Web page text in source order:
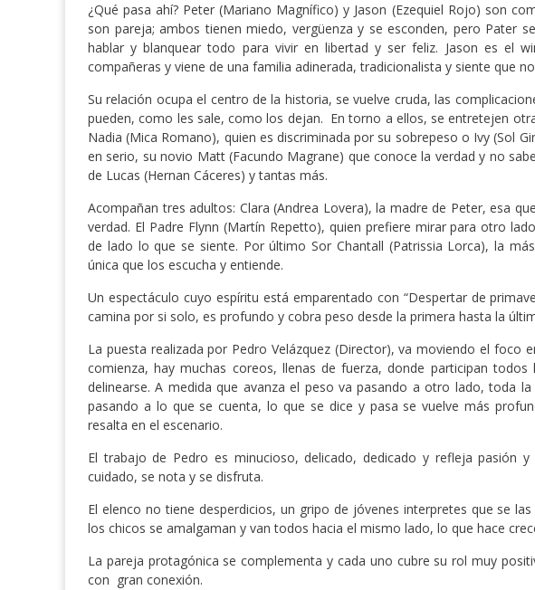
¿Qué pasa ahí? Peter (Mariano Magnífico) y Jason (Ezequiel Rojo) son
son pareja; ambos tienen miedo, vergüenza y se esconden, pero Pater
hablar y blanquear todo para vivir en libertad y ser feliz. Jason es el
compañeras y viene de una familia adinerada, tradicionalista y siente que
Su relación ocupa el centro de la historia, se vuelve cruda, las
pueden, como les sale, como los dejan. En torno a ellos, se entretejen
Nadia (Mica Romano), quien es discriminada por su sobrepeso o Ivy (Sol
en serio, su novio Matt (Facundo Magrane) que conoce la verdad y no
de Lucas (Hernan Cáceres) y tantas más.
Acompañan tres adultos: Clara (Andrea Lovera), la madre de Peter, esa
verdad. El Padre Flynn (Martín Repetto), quien prefiere mirar para otro
de lado lo que se siente. Por último Sor Chantall (Patrissia Lorca), la
única que los escucha y entiende.
Un espectáculo cuyo espíritu está emparentado con “Despertar de
camina por si solo, es profundo y cobra peso desde la primera hasta la
La puesta realizada por Pedro Velázquez (Director), va moviendo el foco
comienza, hay muchas coreos, llenas de fuerza, donde participan
delinearse. A medida que avanza el peso va pasando a otro lado, toda
pasando a lo que se cuenta, lo que se dice y pasa se vuelve más
resalta en el escenario.
El trabajo de Pedro es minucioso, delicado, dedicado y refleja pasión
cuidado, se nota y se disfruta.
El elenco no tiene desperdicios, un gripo de jóvenes interpretes que se
los chicos se amalgaman y van todos hacia el mismo lado, lo que hace
La pareja protagónica se complementa y cada uno cubre su rol muy
con gran conexión.